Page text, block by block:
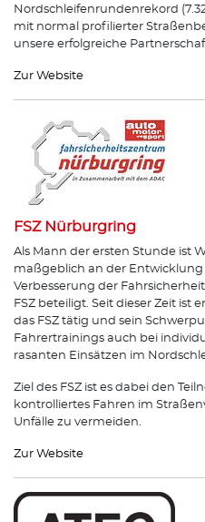
Nordschleifenrundenrekord
mit normal profilierter
unsere erfolgreiche
Zur Website
FSZ Nürburgring
Als Mann der ersten Stunde ist
maßgeblich an der
Verbesserung der
FSZ beteiligt. Seit dieser Zeit ist
das FSZ tätig und sein
Fahrertrainings auch bei
rasanten Einsätzen im
Ziel des FSZ ist es dabei den
kontrolliertes Fahren im
Unfälle zu vermeiden.
Zur Website